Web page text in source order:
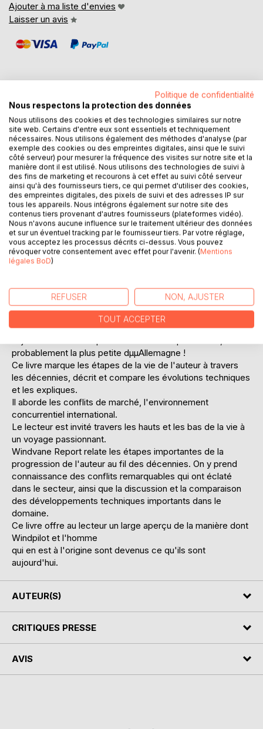
Ajouter à ma liste d'envies
Laisser un avis
DESCRIPTION
Peter Foerthmann est bien connu dans le monde de la voile
et des navigateurs de la grande croisière. Il est consulté
depuis des décennies pour toutes les questions de
pilotage automatique par régulateur dallure.
En tant que développeur fabricant et distributeur,
interlocuteur mondial dans le domaine complexe des
systèmes de contrôle par le vent, son expertise est
demandée au niveau international. Ses livres spécialisés
sont disponibles en en six langues et informes aujourd'hui
l'état de la technique des régulateurs d'allure.
Les lois de la physique sont toujours valables, même à
embarquée.
Dans ce livre, l'auteur décrit son parcours personnel à
travers les années sur une période de bientôt un demi-
siècle. Son entreprise initiale de manufacture est
probablement la plus petite dµµAllemagne !
Ce livre marque les étapes de la vie de l'auteur à travers
les décennies, décrit et compare les évolutions techniques
et les expliques.
Il aborde les conflits de marché, l'environnement
concurrentiel international.
Le lecteur est invité travers les hauts et les bas de la vie à
un voyage passionnant.
Windvane Report relate les étapes importantes de la
progression de l'auteur au fil des décennies. On y prend
connaissance des conflits remarquables qui ont éclaté
dans le secteur, ainsi que la discussion et la comparaison
des développements techniques importants dans le
domaine.
Ce livre offre au lecteur un large aperçu de la manière dont
Windpilot et l'homme
qui en est à l'origine sont devenus ce qu'ils sont
aujourd'hui.
AUTEUR(S)
CRITIQUES PRESSE
AVIS
Politique de confidentialité
Nous respectons la protection des données
Nous utilisons des cookies et des technologies similaires sur notre
site web. Certains d'entre eux sont essentiels et techniquement
nécessaires. Nous utilisons également des méthodes d'analyse (par
exemple des cookies ou des empreintes digitales, ainsi que le suivi
côté serveur) pour mesurer la fréquence des visites sur notre site et la
manière dont il est utilisé. Nous utilisons des technologies de suivi à
des fins de marketing et recourons à cet effet au suivi côté serveur
ainsi qu'à des fournisseurs tiers, ce qui permet d'utiliser des cookies,
des empreintes digitales, des pixels de suivi et des adresses IP sur
tous les appareils. Nous intégrons également sur notre site des
contenus tiers provenant d'autres fournisseurs (plateformes vidéo).
Nous n'avons aucune influence sur le traitement ultérieur des données
et sur un éventuel tracking par le fournisseur tiers. Par votre réglage,
vous acceptez les processus décrits ci-dessus. Vous pouvez
révoquer votre consentement avec effet pour l'avenir. (Mentions
légales BoD)
REFUSER NON, AJUSTER
TOUT ACCEPTER